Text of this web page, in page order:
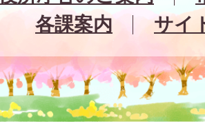
各課案内
サイ